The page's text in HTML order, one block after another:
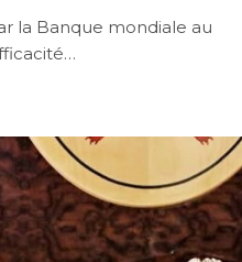
la Banque mondiale au